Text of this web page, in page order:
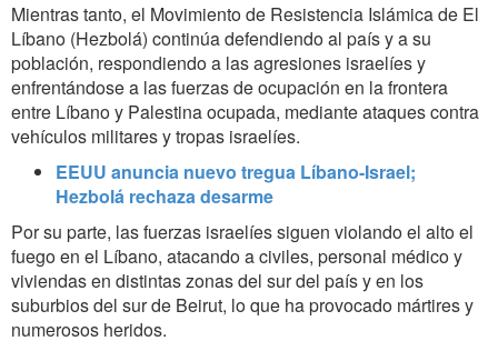
Mientras tanto, el Movimiento de Resistencia Islámica de El
Líbano (Hezbolá) continúa defendiendo al país y a su
población, respondiendo a las agresiones israelíes y
enfrentándose a las fuerzas de ocupación en la frontera
entre Líbano y Palestina ocupada, mediante ataques contra
vehículos militares y tropas israelíes.
EEUU anuncia nuevo tregua Líbano-Israel;
Hezbolá rechaza desarme
Por su parte, las fuerzas israelíes siguen violando el alto el
fuego en el Líbano, atacando a civiles, personal médico y
viviendas en distintas zonas del sur del país y en los
suburbios del sur de Beirut, lo que ha provocado mártires y
numerosos heridos.